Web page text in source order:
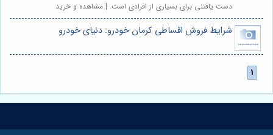
دست یافتنی برای بسیاری از افرادی است. | مشاهده و خرید
شرایط فروش اقساطی کرمان خودرو: دنیای خودرو